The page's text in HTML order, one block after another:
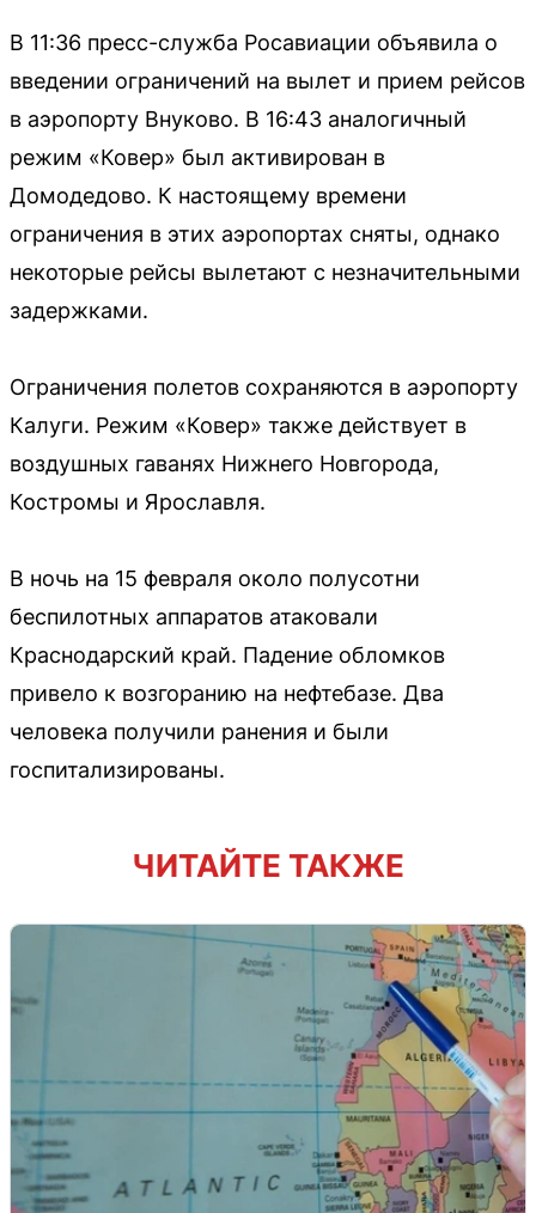
В 11:36 пресс-служба Росавиации объявила о
введении ограничений на вылет и прием рейсов
в аэропорту Внуково. В 16:43 аналогичный
режим «Ковер» был активирован в
Домодедово. К настоящему времени
ограничения в этих аэропортах сняты, однако
некоторые рейсы вылетают с незначительными
задержками.
Ограничения полетов сохраняются в аэропорту
Калуги. Режим «Ковер» также действует в
воздушных гаванях Нижнего Новгорода,
Костромы и Ярославля.
В ночь на 15 февраля около полусотни
беспилотных аппаратов атаковали
Краснодарский край. Падение обломков
привело к возгоранию на нефтебазе. Два
человека получили ранения и были
госпитализированы.
ЧИТАЙТЕ ТАКЖЕ